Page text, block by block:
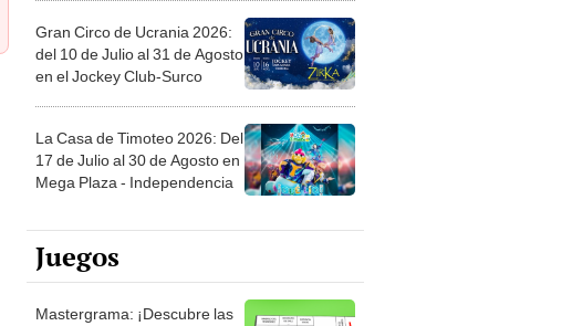
Gran Circo de Ucrania 2026:
del 10 de Julio al 31 de Agosto
en el Jockey Club-Surco
La Casa de Timoteo 2026: Del
17 de Julio al 30 de Agosto en
Mega Plaza - Independencia
Juegos
Mastergrama: ¡Descubre las